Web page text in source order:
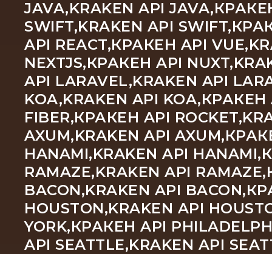
JAVA,KRAKEN API
SWIFT,KRAKEN API
API REACT,КРАКЕН API
NEXTJS,КРАКЕН API
API LARAVEL,KRAKEN API
KOA,KRAKEN API KOA,КРАКЕН
FIBER,КРАКЕН API
AXUM,KRAKEN API
HANAMI,KRAKEN API
RAMAZE,KRAKEN API
BACON,KRAKEN API
HOUSTON,KRAKEN API
YORK,КРАКЕН API
API SEATTLE,KRAKEN API